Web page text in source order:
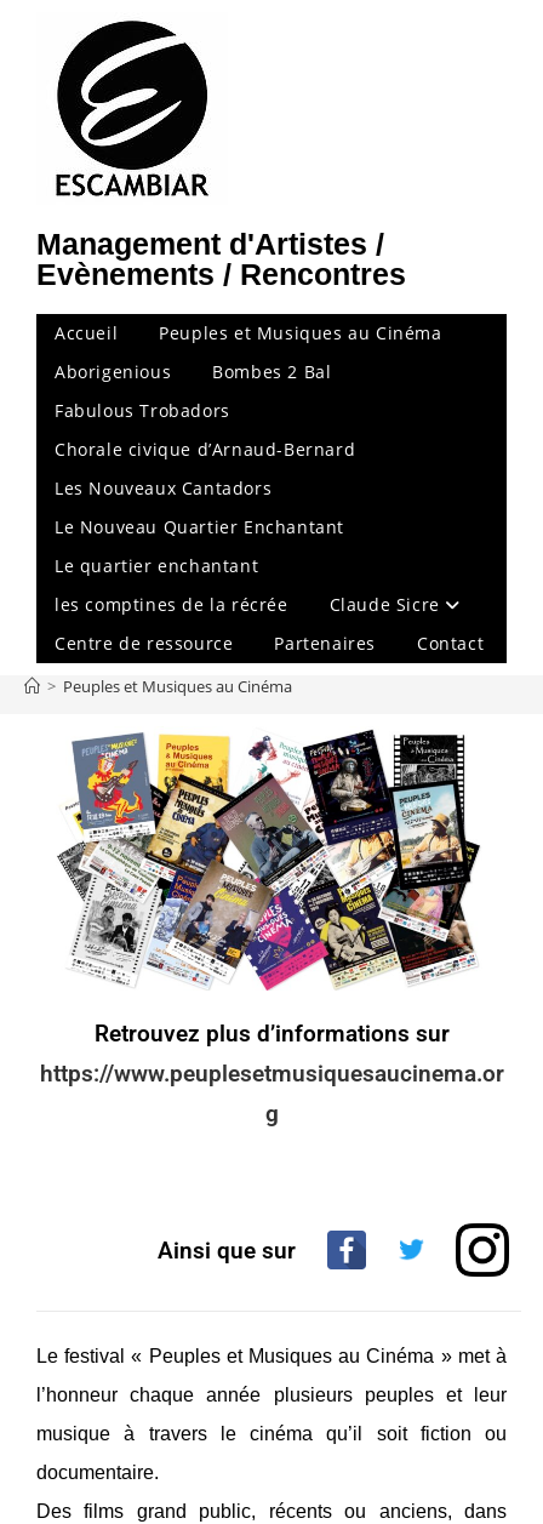
Management d'Artistes /
Evènements / Rencontres
Accueil
Peuples et Musiques au Cinéma
Aborigenious
Bombes 2 Bal
Fabulous Trobadors
Chorale civique d’Arnaud-Bernard
Les Nouveaux Cantadors
Le Nouveau Quartier Enchantant
Le quartier enchantant
les comptines de la récrée
Claude Sicre
Centre de ressource
Partenaires Contact
> Peuples et Musiques au Cinéma
Retrouvez plus d’informations sur
https://www.peuplesetmusiquesaucinema.or
g
Ainsi que sur
Le festival « Peuples et Musiques au Cinéma » met à
l’honneur chaque année plusieurs peuples et leur
musique à travers le cinéma qu’il soit fiction ou
documentaire.
Des films grand public, récents ou anciens, dans